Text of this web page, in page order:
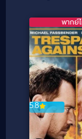
5.8
พากย์